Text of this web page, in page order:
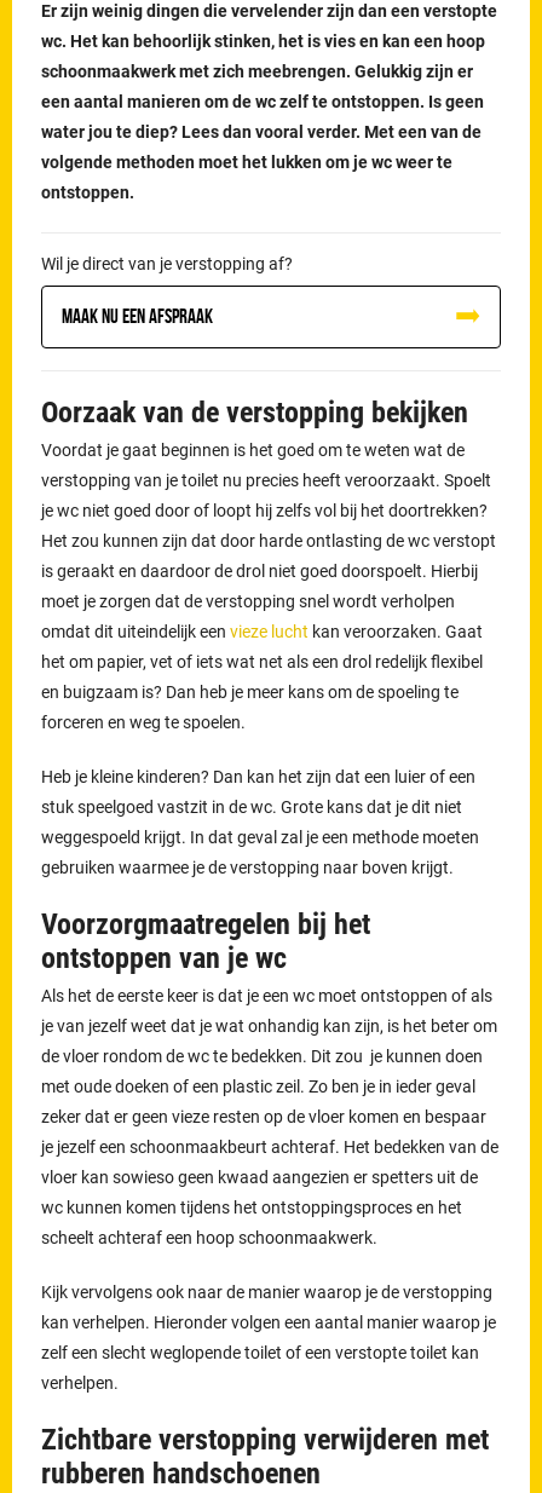
Er zijn weinig dingen die vervelender zijn dan een verstopte
wc. Het kan behoorlijk stinken, het is vies en kan een hoop
schoonmaakwerk met zich meebrengen. Gelukkig zijn er
een aantal manieren om de wc zelf te ontstoppen. Is geen
water jou te diep? Lees dan vooral verder. Met een van de
volgende methoden moet het lukken om je wc weer te
ontstoppen.
Wil je direct van je verstopping af?
Maak nu een afspraak
Oorzaak van de verstopping bekijken
Voordat je gaat beginnen is het goed om te weten wat de
verstopping van je toilet nu precies heeft veroorzaakt. Spoelt
je wc niet goed door of loopt hij zelfs vol bij het doortrekken?
Het zou kunnen zijn dat door harde ontlasting de wc verstopt
is geraakt en daardoor de drol niet goed doorspoelt. Hierbij
moet je zorgen dat de verstopping snel wordt verholpen
omdat dit uiteindelijk eenvieze lucht kan veroorzaken. Gaat
het om papier, vet of iets wat net als een drol redelijk flexibel
en buigzaam is? Dan heb je meer kans om de spoeling te
forceren en weg te spoelen.
Heb je kleine kinderen? Dan kan het zijn dat een luier of een
stuk speelgoed vastzit in de wc. Grote kans dat je dit niet
weggespoeld krijgt. In dat geval zal je een methode moeten
gebruiken waarmee je de verstopping naar boven krijgt.
Voorzorgmaatregelen bij het
ontstoppen van je wc
Als het de eerste keer is dat je een wc moet ontstoppen of als
je van jezelf weet dat je wat onhandig kan zijn, is het beter om
de vloer rondom de wc te bedekken. Dit zou je kunnen doen
met oude doeken of een plastic zeil. Zo ben je in ieder geval
zeker dat er geen vieze resten op de vloer komen en bespaar
je jezelf een schoonmaakbeurt achteraf. Het bedekken van de
vloer kan sowieso geen kwaad aangezien er spetters uit de
wc kunnen komen tijdens het ontstoppingsproces en het
scheelt achteraf een hoop schoonmaakwerk.
Kijk vervolgens ook naar de manier waarop je de verstopping
kan verhelpen. Hieronder volgen een aantal manier waarop je
zelf een slecht weglopende toilet of een verstopte toilet kan
verhelpen.
Zichtbare verstopping verwijderen met
rubberen handschoenen